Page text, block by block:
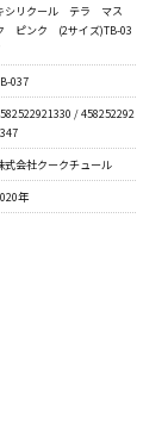
シリクール テラ マス
ピンク (2サイズ)TB-03
037
/ 458252292
式会社クークチュール
年